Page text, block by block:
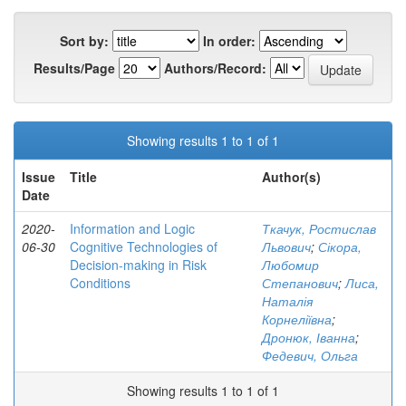
Sort by:
In order:
Results/Page
Authors/Record:
Showing results 1 to 1 of 1
Issue
Date
Title Author(s)
2020-
06-30
Information and Logic
Cognitive Technologies of
Decision-making in Risk
Conditions
Ткачук, Ростислав
Львович; Сікора,
Любомир
Степанович;Лиса,
Наталія
Корнеліївна;
Дронюк, Іванна;
Федевич, Ольга
Showing results 1 to 1 of 1